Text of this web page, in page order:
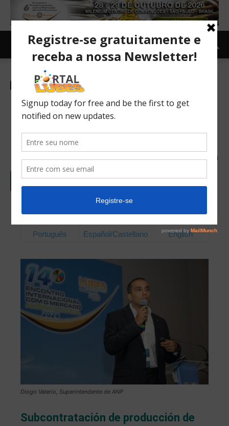
Newsletter-es
La subcontratación de la
producción es el foco de las
acciones de la ANP
15/07/2024 61
Português Español/Castellano English
Diogo Valerio, Superintendente de ANP
Subcontratación de producción de